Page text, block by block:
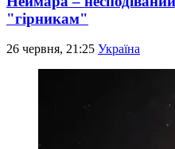
"гірникам"
26 червня, 21:25 Україна